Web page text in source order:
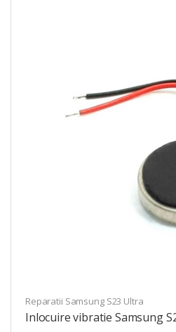
Reparatii Samsung S23 Ultra
Inlocuire vibratie Samsung